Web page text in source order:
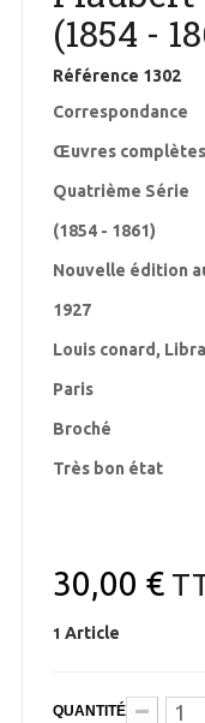
(1854 -
Référence 1302
Correspondance
Œuvres
Quatrième Série
(1854 - 1861)
Nouvelle édition
1927
Louis conard,
Paris
Broché
Très bon état
30,00 €
1 Article
QUANTITÉ